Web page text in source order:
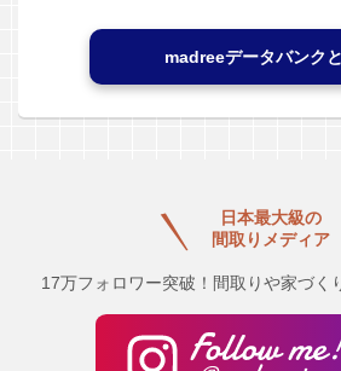
madreeデータバンク
日本最大級の
間取りメディア
17万フォロワー突破！間取りや家づく